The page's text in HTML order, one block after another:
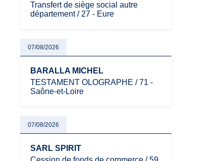
Transfert de siège social autre
département / 27 - Eure
07/08/2026
BARALLA MICHEL
TESTAMENT OLOGRAPHE / 71 -
Saône-et-Loire
07/08/2026
SARL SPIRIT